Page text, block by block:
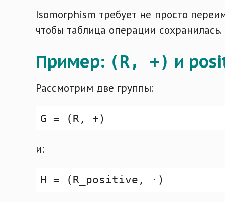
Isomorphism требует не просто
чтобы таблица операции сохранилась.
Пример: (R, +) и
Рассмотрим две группы:
и: